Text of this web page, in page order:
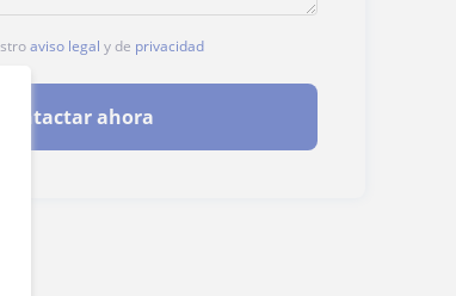
aviso legal y de privacidad
Contactar ahora